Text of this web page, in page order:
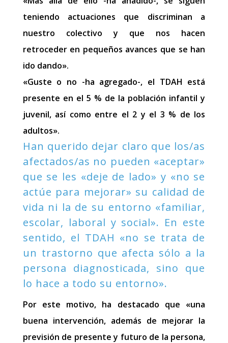
teniendo actuaciones que discriminan a
nuestro colectivo y que nos hacen
retroceder en pequeños avances que se han
ido dando».
«Guste o no -ha agregado-, el TDAH está
presente en el 5 % de la población infantil y
juvenil, así como entre el 2 y el 3 % de los
adultos».
Han querido dejar claro que los/as
afectados/as no pueden «aceptar»
que se les «deje de lado» y «no se
actúe para mejorar» su calidad de
vida ni la de su entorno «familiar,
escolar, laboral y social». En este
sentido, el TDAH «no se trata de
un trastorno que afecta sólo a la
persona diagnosticada, sino que
lo hace a todo su entorno».
Por este motivo, ha destacado que «una
buena intervención, además de mejorar la
previsión de presente y futuro de la persona,